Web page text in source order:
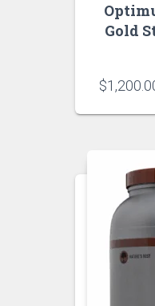
Gold
$